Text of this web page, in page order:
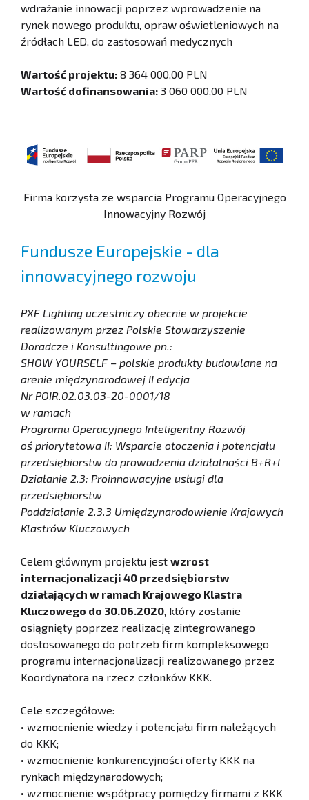
wdrażanie innowacji poprzez wprowadzenie na
rynek nowego produktu, opraw oświetleniowych na
źródłach LED, do zastosowań medycznych
Wartość projektu: 8 364 000,00 PLN
Wartość dofinansowania: 3 060 000,00 PLN
Firma korzysta ze wsparcia Programu Operacyjnego
Innowacyjny Rozwój
Fundusze Europejskie - dla
innowacyjnego rozwoju
PXF Lighting uczestniczy obecnie w projekcie
realizowanym przez Polskie Stowarzyszenie
Doradcze i Konsultingowe pn.:
SHOW YOURSELF – polskie produkty budowlane na
arenie międzynarodowej II edycja
Nr POIR.02.03.03-20-0001/18
w ramach
Programu Operacyjnego Inteligentny Rozwój
oś priorytetowa II: Wsparcie otoczenia i potencjału
przedsiębiorstw do prowadzenia działalności B+R+I
Działanie 2.3: Proinnowacyjne usługi dla
przedsiębiorstw
Poddziałanie 2.3.3 Umiędzynarodowienie Krajowych
Klastrów Kluczowych
Celem głównym projektu jest wzrost
internacjonalizacji 40 przedsiębiorstw
działających w ramach Krajowego Klastra
Kluczowego do 30.06.2020, który zostanie
osiągnięty poprzez realizację zintegrowanego
dostosowanego do potrzeb firm kompleksowego
programu internacjonalizacji realizowanego przez
Koordynatora na rzecz członków KKK.
Cele szczegółowe:
• wzmocnienie wiedzy i potencjału firm należących
do KKK;
• wzmocnienie konkurencyjności oferty KKK na
rynkach międzynarodowych;
• wzmocnienie współpracy pomiędzy firmami z KKK